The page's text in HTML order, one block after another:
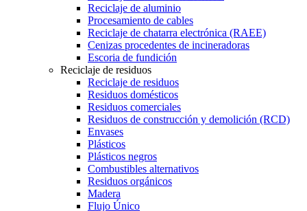
Reciclaje de aluminio
Procesamiento de cables
Reciclaje de chatarra electrónica (RAEE)
Cenizas procedentes de incineradoras
Escoria de fundición
Reciclaje de residuos
Reciclaje de residuos
Residuos domésticos
Residuos comerciales
Residuos de construcción y demolición (RCD)
Envases
Plásticos
Plásticos negros
Combustibles alternativos
Residuos orgánicos
Madera
Flujo Único